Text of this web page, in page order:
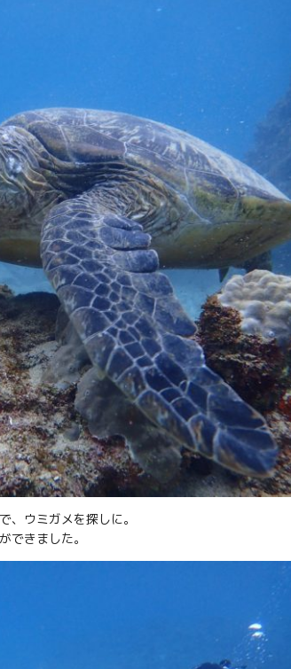
、ウミガメを探しに。
できました。